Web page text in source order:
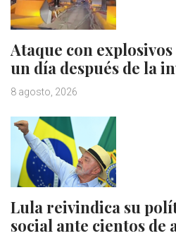
Ataque con
un día después de la
8 agosto, 2026
Lula reivindica su
social ante cientos de